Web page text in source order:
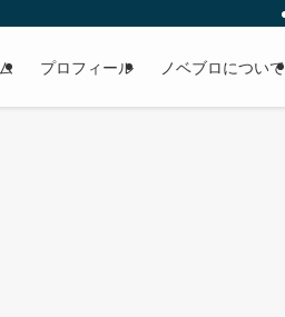
プロフィール ノベブロについて